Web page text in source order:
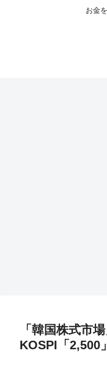
お金
「韓国株式市
KOSPI「2,500